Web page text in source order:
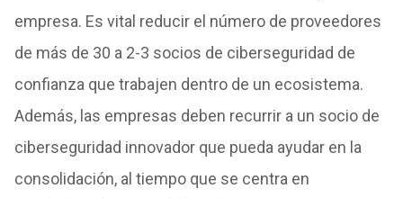
empresa. Es vital reducir el número de proveedores
de más de 30 a 2-3 socios de ciberseguridad de
confianza que trabajen dentro de un ecosistema.
Además, las empresas deben recurrir a un socio de
ciberseguridad innovador que pueda ayudar en la
consolidación, al tiempo que se centra en